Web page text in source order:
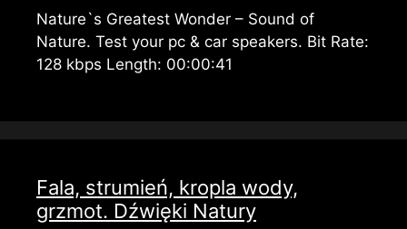
Nature`s Greatest Wonder – Sound of
Nature. Test your pc & car speakers. Bit Rate:
128 kbps Length: 00:00:41
Fala, strumień, kropla wody,
grzmot. Dźwięki Natury